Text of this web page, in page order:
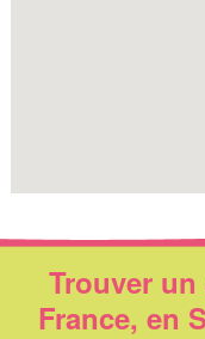
Trouver
France, en